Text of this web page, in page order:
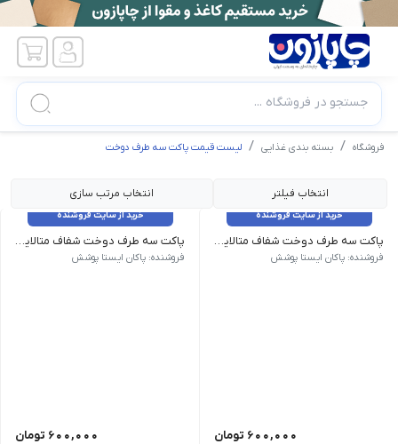
جستجو در فروشگاه ...
فروشگاه بسته بندی غذایی لیست قیمت پاکت سه طرف دوخت
انتخاب فیلتر انتخاب مرتب سازی
خرید از سایت فروشنده
پاکت سه طرف دوخت شفاف متالایز 27*18 (ته بازشو) 27*18 | 12 گرم | 83 عدد
فروشنده: پاکان ایستا پوشش
600,000 تومان
خرید از سایت فروشنده
پاکت سه طرف دوخت شفاف متالایز 30*20 (ته بازشو) 30*20 | 14 گرم | 70 عدد
فروشنده: پاکان ایستا پوشش
600,000 تومان